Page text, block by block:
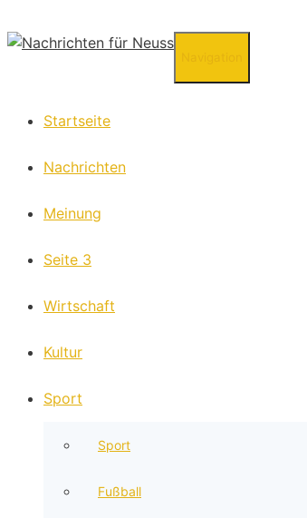
Startseite
Nachrichten
Meinung
Seite 3
Wirtschaft
Kultur
Sport
Sport
Fußball